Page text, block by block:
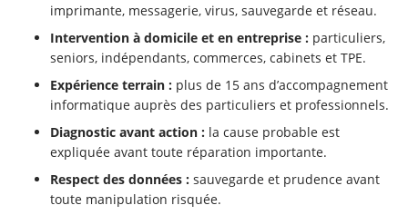
imprimante, messagerie, virus, sauvegarde et réseau.
Intervention à domicile et en entreprise : particuliers,
seniors, indépendants, commerces, cabinets et TPE.
Expérience terrain : plus de 15 ans d’accompagnement
informatique auprès des particuliers et professionnels.
Diagnostic avant action : la cause probable est
expliquée avant toute réparation importante.
Respect des données : sauvegarde et prudence avant
toute manipulation risquée.